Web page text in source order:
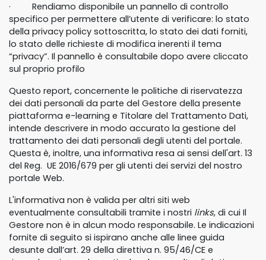
· Rendiamo disponibile un pannello di controllo
specifico per permettere all’utente di verificare: lo stato
della privacy policy sottoscritta, lo stato dei dati forniti,
lo stato delle richieste di modifica inerenti il tema
“privacy”. Il pannello è consultabile dopo avere cliccato
sul proprio profilo
Questo report, concernente le politiche di riservatezza
dei dati personali da parte del Gestore della presente
piattaforma e-learning e Titolare del Trattamento Dati,
intende descrivere in modo accurato la gestione del
trattamento dei dati personali degli utenti del portale.
Questa è, inoltre, una informativa resa ai sensi dell'art. 13
del Reg. UE 2016/679 per gli utenti dei servizi del nostro
portale Web.
L'informativa non è valida per altri siti web
eventualmente consultabili tramite i nostri links, di cui Il
Gestore non è in alcun modo responsabile. Le indicazioni
fornite di seguito si ispirano anche alle linee guida
desunte dall’art. 29 della direttiva n. 95/46/CE e